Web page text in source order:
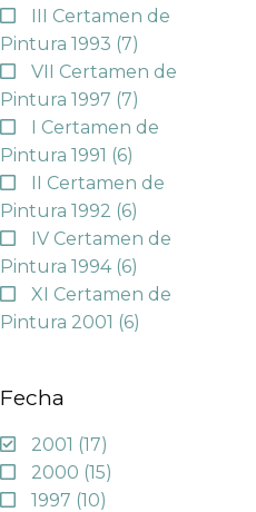
III Certamen de
Pintura 1993 (7)
VII Certamen de
Pintura 1997 (7)
I Certamen de
Pintura 1991 (6)
II Certamen de
Pintura 1992 (6)
IV Certamen de
Pintura 1994 (6)
XI Certamen de
Pintura 2001 (6)
Fecha
2001 (17)
2000 (15)
1997 (10)